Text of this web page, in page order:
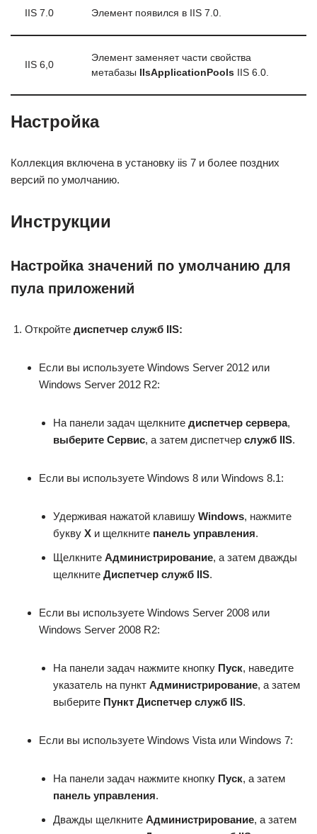
IIS 7.0 Элемент появился в IIS 7.0.
IIS 6,0
Элемент заменяет части свойства
метабазы
IIsApplicationPools IIS 6.0.
Настройка
Коллекция включена в установку iis 7 и более поздних
версий по умолчанию.
Инструкции
Настройка значений по умолчанию для
пула приложений
Откройте диспетчер служб IIS:
Если вы используете Windows Server 2012 или
Windows Server 2012 R2:
На панели задач щелкните диспетчер сервера,
выберите Сервис, а затем диспетчер служб IIS.
Если вы используете Windows 8 или Windows 8.1:
Удерживая нажатой клавишу Windows, нажмите
букву X и щелкните панель управления.
Щелкните Администрирование, а затем дважды
щелкните Диспетчер служб IIS.
Если вы используете Windows Server 2008 или
Windows Server 2008 R2:
На панели задач нажмите кнопку Пуск, наведите
указатель на пункт Администрирование, а затем
выберите Пункт Диспетчер служб IIS.
Если вы используете Windows Vista или Windows 7:
На панели задач нажмите кнопку Пуск, а затем
панель управления.
Дважды щелкните Администрирование, а затем